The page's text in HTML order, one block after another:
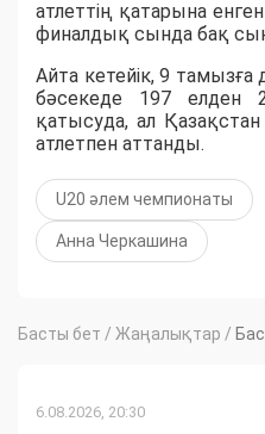
атлеттің қатарына
финалдық сында бақ
Айта кетейік, 9 тамызға
бәсекеде 197 елден
қатысуда, ал
атлетпен аттанды.
U20 әлем чемпионаты
Анна Черкашина
Басты бет / Жаңалықтар /
6.08.2026, 20:30